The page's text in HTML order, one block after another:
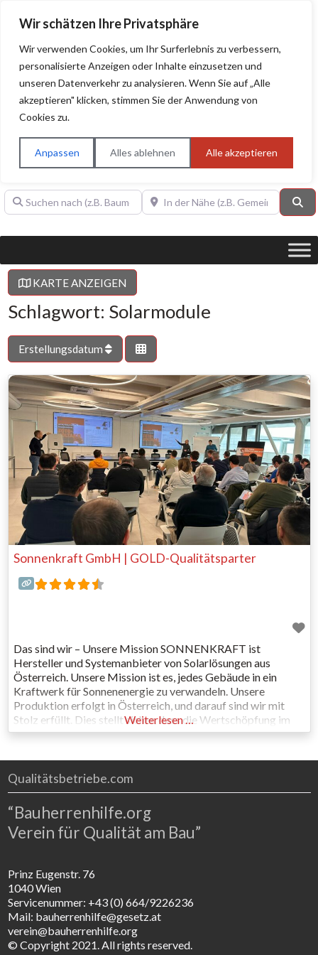
Wir schätzen Ihre Privatsphäre
Wir verwenden Cookies, um Ihr Surferlebnis zu verbessern,
personalisierte Anzeigen oder Inhalte einzusetzen und
unseren Datenverkehr zu analysieren. Wenn Sie auf „Alle
akzeptieren" klicken, stimmen Sie der Anwendung von
Cookies zu.
Anpassen Alles ablehnen Alle akzeptieren
BAUHERRENHILFE.orgQualitätssiegel!
Sie finden hier nur Qualitätsbetriebe, die mit dem DIAMANT,
PLATIN, GOLD, SILBER, ANWÄRTER "Bauherrenhilfe.org-
Qualitätssiegel" ausgezeichnet sind.
Suchen nach (z.B. Baumeister oder Dachdecker)In der Nähe (z.B. Gemeinde Baden)
KARTE ANZEIGEN
Schlagwort: Solarmodule
Erstellungsdatum
Sonnenkraft GmbH | GOLD-Qualitätsparter
Das sind wir – Unsere Mission SONNENKRAFT ist
Hersteller und Systemanbieter von Solarlösungen aus
Österreich. Unsere Mission ist es, jedes Gebäude in ein
Kraftwerk für Sonnenenergie zu verwandeln. Unsere
Produktion erfolgt in Österreich, und darauf sind wir mit
Stolz erfüllt. Dies stellt sicher, dass die Wertschöpfung im
Land bleibt und wir langfristig die Technologie hier erhalten,
Weiterlesen …
Qualitätsbetriebe.com
“Bauherrenhilfe.org
Verein für Qualität am Bau”
Prinz Eugenstr. 76
1040 Wien
Servicenummer: +43 (0) 664/9226236
Mail: bauherrenhilfe@gesetz.at
verein@bauherrenhilfe.org
© Copyright 2021. All rights reserved.